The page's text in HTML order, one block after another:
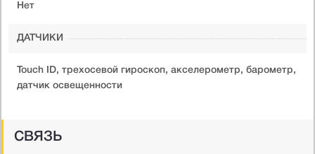
Нет
ДАТЧИКИ
Touch ID, трехосевой гироскоп, акселерометр, барометр,
датчик освещенности
СВЯЗЬ